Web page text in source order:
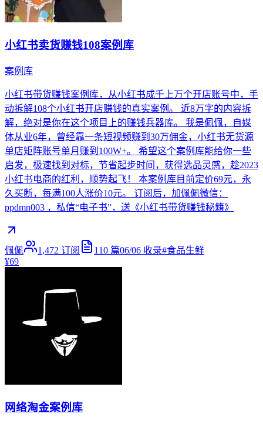
小红书卖货赚钱108案例库
案例库
小红书带货赚钱案例库，从小红书成千上万个开店账号中，手
动拆解108个小红书开店赚钱的真实案例。 近8万字的内容拆
解，绝对是你在这个项目上的赚钱兵器库。 我是佩佩，自媒
体从业6年，曾经靠一条短视频赚到30万佣金，小红书无货源
单店矩阵账号单月赚到100W+。 希望这个案例库能给你一些
启发，极速找到对标，节省起步时间，获得选品灵感，趁2023
小红书电商的红利，顺势起飞！ 本案例库目前定价69元，永
久买断，每满100人涨价10元。 订阅后，加佩佩微信：
ppdmn003 ，私信“电子书”，送《小红书带货赚钱秘籍》
佩佩 1,472 订阅 110 篇06/06 收录#食品生鲜
¥69
网络淘金案例库